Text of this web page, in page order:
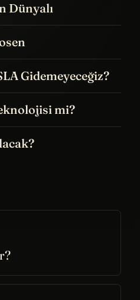
Dünyalı
Gidemeyeceğiz?
mi?